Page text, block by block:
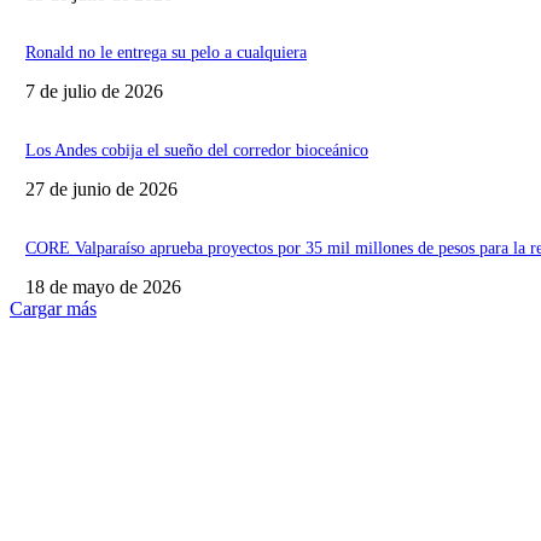
Ronald no le entrega su pelo a cualquiera
7 de julio de 2026
Los Andes cobija el sueño del corredor bioceánico
27 de junio de 2026
CORE Valparaíso aprueba proyectos por 35 mil millones de pesos para la
18 de mayo de 2026
Cargar más